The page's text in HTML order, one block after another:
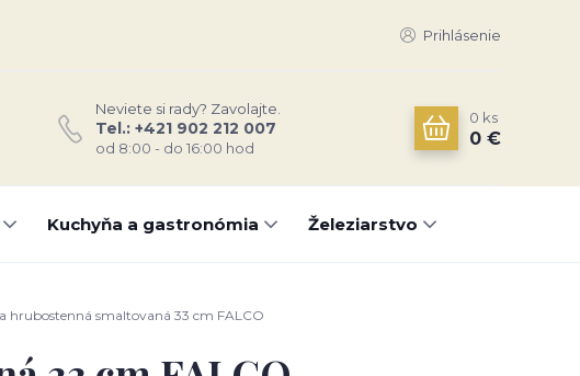
Prihlásenie
Neviete si rady? Zavolajte.
Tel.: +421 902 212 007
od 8:00 - do 16:00 hod
0 ks
0 €
Kuchyňa a gastronómia Železiarstvo
hrubostenná smaltovaná 33 cm FALCO